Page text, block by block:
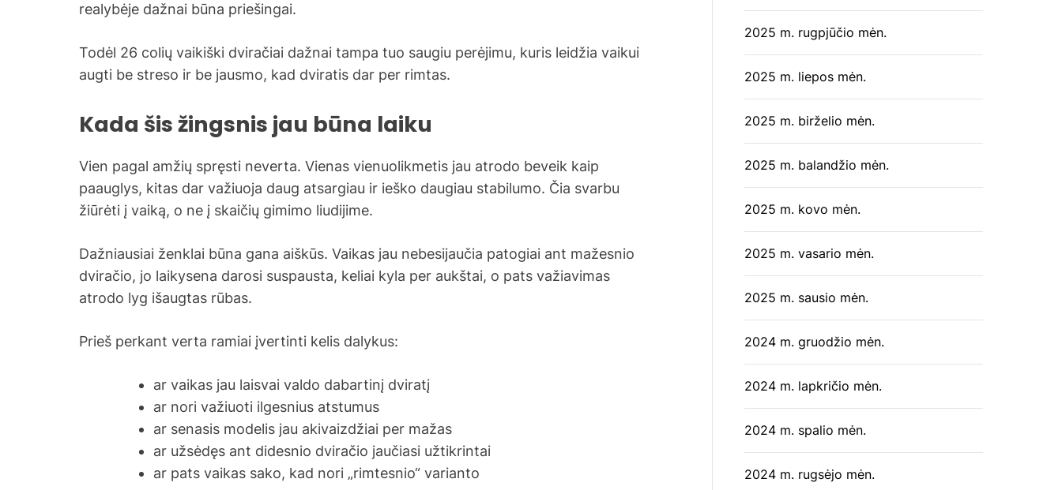
realybėje dažnai būna priešingai.
Todėl 26 colių vaikiški dviračiai dažnai tampa tuo saugiu perėjimu, kuris leidžia vaikui
augti be streso ir be jausmo, kad dviratis dar per rimtas.
Kada šis žingsnis jau būna laiku
Vien pagal amžių spręsti neverta. Vienas vienuolikmetis jau atrodo beveik kaip
paauglys, kitas dar važiuoja daug atsargiau ir ieško daugiau stabilumo. Čia svarbu
žiūrėti į vaiką, o ne į skaičių gimimo liudijime.
Dažniausiai ženklai būna gana aiškūs. Vaikas jau nebesijaučia patogiai ant mažesnio
dviračio, jo laikysena darosi suspausta, keliai kyla per aukštai, o pats važiavimas
atrodo lyg išaugtas rūbas.
Prieš perkant verta ramiai įvertinti kelis dalykus:
ar vaikas jau laisvai valdo dabartinį dviratį
ar nori važiuoti ilgesnius atstumus
ar senasis modelis jau akivaizdžiai per mažas
ar užsėdęs ant didesnio dviračio jaučiasi užtikrintai
ar pats vaikas sako, kad nori „rimtesnio“ varianto
2025 m. rugpjūčio mėn.
2025 m. liepos mėn.
2025 m. birželio mėn.
2025 m. balandžio mėn.
2025 m. kovo mėn.
2025 m. vasario mėn.
2025 m. sausio mėn.
2024 m. gruodžio mėn.
2024 m. lapkričio mėn.
2024 m. spalio mėn.
2024 m. rugsėjo mėn.